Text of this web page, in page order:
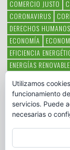
COMERCIO JUSTO
CORONAVIRUS
DERECHOS HUMANOS
ECONOMÍA
EFICIENCIA
ENERGÍAS
HAMBRE
OBJETIVOS DEL
PUEBLOS INDÍGENAS
SOLIDARIDAD
Utilizamos
funcionamiento
servicios. Puede
necesarias o